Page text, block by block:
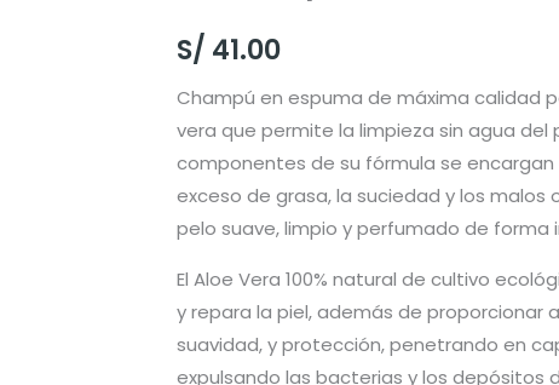
S/ 41.00
Champú en espuma de máxima calidad
vera que permite la limpieza sin agua del
componentes de su fórmula se encargan
exceso de grasa, la suciedad y los malos
pelo suave, limpio y perfumado de forma
El Aloe Vera 100% natural de cultivo
y repara la piel, además de proporcionar
suavidad, y protección, penetrando en
expulsando las bacterias y los depósitos